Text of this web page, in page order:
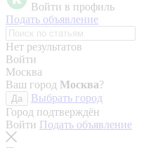
Войти в профиль
Подать объявление
Нет результатов
Войти
Москва
Ваш город Москва?
Да
Выбрать город
Город подтверждён
Войти Подать объявление